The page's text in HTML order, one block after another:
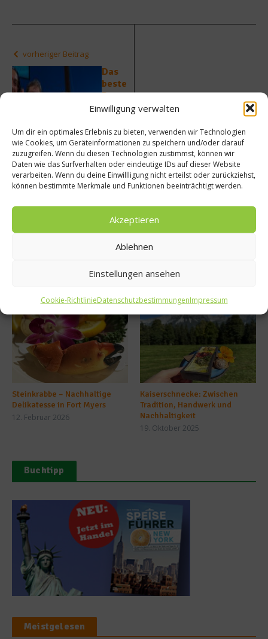
Einwilligung verwalten
Um dir ein optimales Erlebnis zu bieten, verwenden wir Technologien
wie Cookies, um Geräteinformationen zu speichern und/oder darauf
zuzugreifen. Wenn du diesen Technologien zustimmst, können wir
Daten wie das Surfverhalten oder eindeutige IDs auf dieser Website
verarbeiten. Wenn du deine Einwillligung nicht erteilst oder zurückziehst,
können bestimmte Merkmale und Funktionen beeinträchtigt werden.
Akzeptieren
Ablehnen
Einstellungen ansehen
Cookie-RichtlinieDatenschutzbestimmungenImpressum
vorheriger Beitrag
Das
beste
Restau
rant
Welt
liegt
in der
Emilia
-
Romag
na
Nächster Beitrag
koche
ich
heute?
Steinkrabbe – Nachhaltige
Delikatesse in Fort Myers
12. Februar 2026
Kaiserschnecke: Zwischen
Tradition, Handwerk und
Nachhaltigkeit
19. Oktober 2025
Buchtipp
Meistgelesen